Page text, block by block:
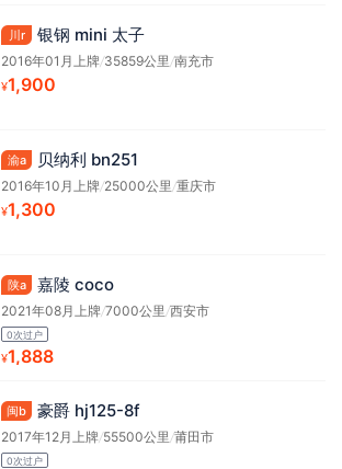
川r 银钢 mini 太子
2016年01月上牌/35859公里 /南充市
¥1,900
渝a 贝纳利 bn251
2016年10月上牌/25000公里 /重庆市
¥1,300
陕a 嘉陵 coco
2021年08月上牌/7000公里 /西安市
0次过户
¥1,888
闽b 豪爵 hj125-8f
2017年12月上牌/55500公里 /莆田市
0次过户